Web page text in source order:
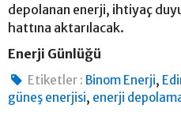
depolanan enerji, ihtiyaç
hattına aktarılacak.
Enerji Günlüğü
Etiketler : Binom Enerji,
güneş enerjisi, enerji